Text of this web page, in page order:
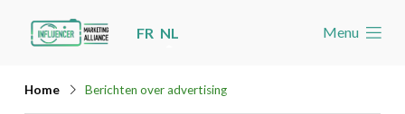
Jump
FR NL Menu
Home Berichten over advertising